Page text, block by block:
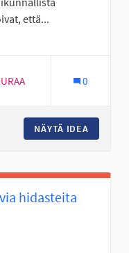
että...
Seinäjoki
0
NÄYTÄ IDEA
hidasteita